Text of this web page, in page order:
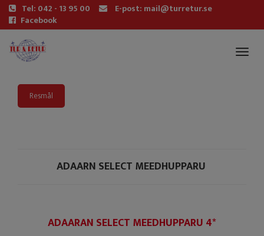
Tel: 042 - 13 95 00
E-post: mail@turretur.se
Facebook
Resmål
ADAARN SELECT MEEDHUPPARU
ADAARAN SELECT MEEDHUPPARU 4*